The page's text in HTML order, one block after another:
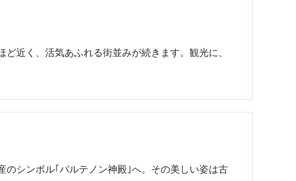
近く、活気あふれる街並みが続きます。観光に、
シンボル｢パルテノン神殿｣へ。その美しい姿は古